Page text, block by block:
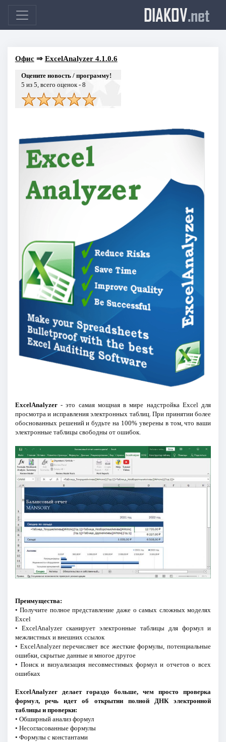
DIAKOV.net
Офис⇒ ExcelAnalyzer 4.1.0.6
Оцените новость / программу!
5 из 5, всего оценок - 8
ExcelAnalyzer- это самая мощная в мире надстройка Excel для
просмотра и исправления электронных таблиц. При принятии более
обоснованных решений и будьте на 100% уверены в том, что ваши
электронные таблицы свободны от ошибок.
Преимущества:
• Получите полное представление даже о самых сложных моделях
Excel
• ExcelAnalyzer сканирует электронные таблицы для формул и
межлистных и внешних ссылок
• ExcelAnalyzer перечисляет все жесткие формулы, потенциальные
ошибки, скрытые данные и многое другое
• Поиск и визуализация несовместимых формул и отчетов о всех
ошибках
ExcelAnalyzer делает гораздо больше, чем просто проверка
формул, речь идет об открытии полной ДНК электронной
таблицы и проверки:
• Обширный анализ формул
• Несогласованные формулы
• Формулы с константами